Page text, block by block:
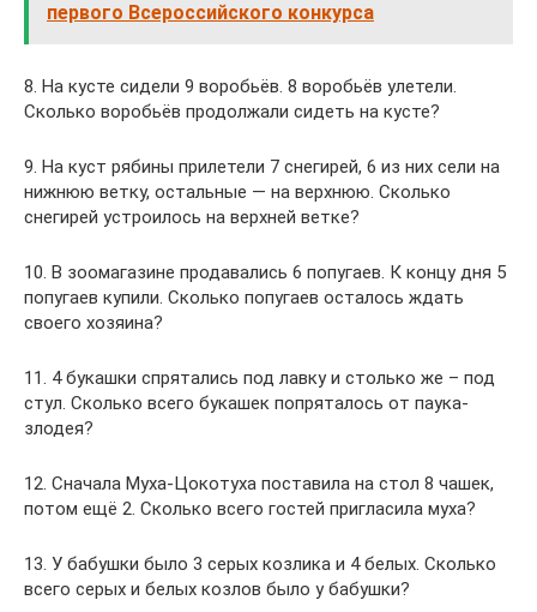
первого Всероссийского конкурса
8. На кусте сидели 9 воробьёв. 8 воробьёв улетели.
Сколько воробьёв продолжали сидеть на кусте?
9. На куст рябины прилетели 7 снегирей, 6 из них сели на
нижнюю ветку, остальные — на верхнюю. Сколько
снегирей устроилось на верхней ветке?
10. В зоомагазине продавались 6 попугаев. К концу дня 5
попугаев купили. Сколько попугаев осталось ждать
своего хозяина?
11. 4 букашки спрятались под лавку и столько же – под
стул. Сколько всего букашек попряталось от паука-
злодея?
12. Сначала Муха-Цокотуха поставила на стол 8 чашек,
потом ещё 2. Сколько всего гостей пригласила муха?
13. У бабушки было 3 серых козлика и 4 белых. Сколько
всего серых и белых козлов было у бабушки?